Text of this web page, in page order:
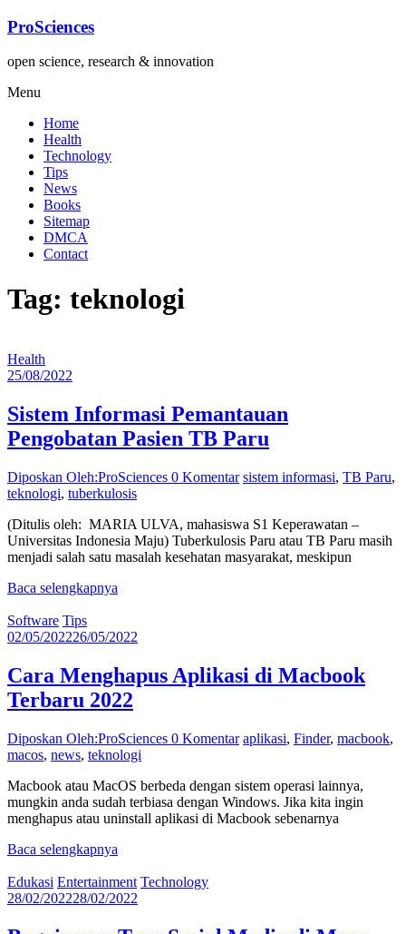
Lompat
konten
ProSciences
open science, research & innovation
Menu
Home
Health
Technology
Tips
News
Books
Sitemap
DMCA
Contact
Tag: teknologi
Health
25/08/2022
Sistem Informasi Pemantauan
Pengobatan Pasien TB Paru
Diposkan Oleh:ProSciences 0 Komentar sistem informasi, TB Paru,
teknologi, tuberkulosis
(Ditulis oleh: MARIA ULVA, mahasiswa S1 Keperawatan –
Universitas Indonesia Maju) Tuberkulosis Paru atau TB Paru masih
menjadi salah satu masalah kesehatan masyarakat, meskipun
Baca selengkapnya
Software Tips
02/05/202226/05/2022
Cara Menghapus Aplikasi di Macbook
Terbaru 2022
Diposkan Oleh:ProSciences 0 Komentar aplikasi, Finder, macbook,
macos, news, teknologi
Macbook atau MacOS berbeda dengan sistem operasi lainnya,
mungkin anda sudah terbiasa dengan Windows. Jika kita ingin
menghapus atau uninstall aplikasi di Macbook sebenarnya
Baca selengkapnya
Edukasi Entertainment Technology
28/02/202228/02/2022